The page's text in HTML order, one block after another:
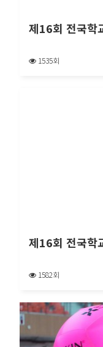
제16회 전국학
1535회
제16회 전국학
1582회
제16회 전국학교스포츠클